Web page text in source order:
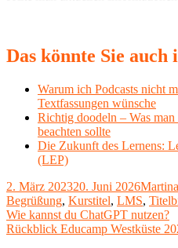
Das könnte Sie auch
Warum ich Podcasts nicht
Textfassungen wünsche
Richtig doodeln – Was
beachten sollte
Die Zukunft des Lernens:
(LEP)
Veröffentlicht
am
2. März 202320. Juni 2026Autor
Begrüßung, Kurstitel, LMS,
Beitragsnavigation
Vorheriger
Beitrag:
Wie kannst du ChatGPT nutzen?
Nächster
Rückblick Educamp Westküste